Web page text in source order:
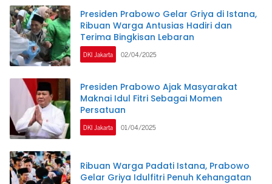
Presiden Prabowo Gelar Griya di Istana,
Ribuan Warga Antusias Hadiri dan
Terima Bingkisan Lebaran
DKI Jakarta 02/04/2025
Presiden Prabowo Ajak Masyarakat
Maknai Idul Fitri Sebagai Momen
Persatuan
DKI Jakarta 01/04/2025
Ribuan Warga Padati Istana, Prabowo
Gelar Griya Idulfitri Penuh Kehangatan